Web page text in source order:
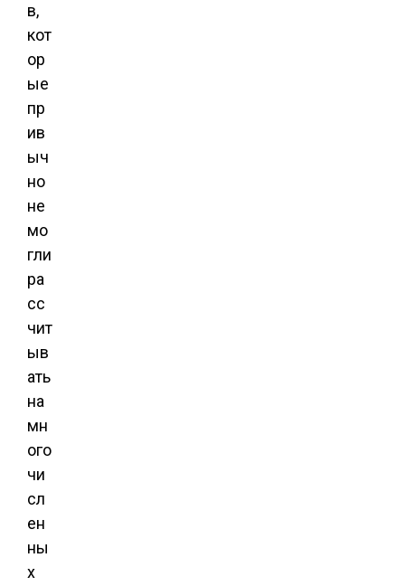
в,
кот
ор
ые
пр
ив
ыч
но
не
мо
гли
ра
сс
чит
ыв
ать
на
мн
ого
чи
сл
ен
ны
х